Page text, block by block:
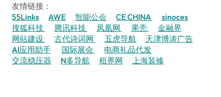
友情链接：
55Links
AWE 智能公会 CE CHINA
sinoces
搜狐科技
腾讯科技 凤凰网 果壳
金融界
网站建设
古代诗词网 五虎导航
天津博涛广告
AI应用助手
国际展会
电商礼品代发
交流稳压器
N多导航 租界网 上海装修